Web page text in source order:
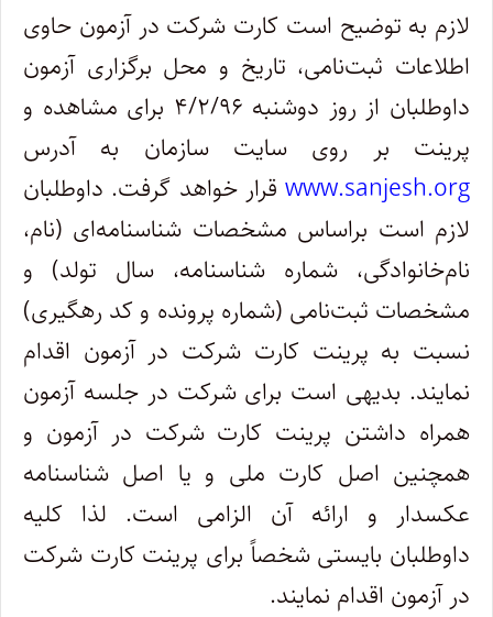
لازم به توضیح است کارت شرکت در آزمون حاوی
اطلاعات ثبت‌نامی، تاریخ و محل برگزاری آزمون
داوطلبان از روز دوشنبه ۴/۲/۹۶ برای مشاهده و
پرینت بر روی سایت سازمان به آدرس
www.sanjesh.org قرار خواهد گرفت. داوطلبان
لازم است براساس مشخصات شناسنامه‌ای (نام‌،
نام‌خانوادگی، شماره شناسنامه، سال تولد) و
مشخصات ثبت‌نامی (شماره پرونده و کد رهگیری)
نسبت به پرینت کارت شرکت در آزمون اقدام
نمایند. بدیهی است برای شرکت در جلسه آزمون
همراه داشتن پرینت کارت شرکت در آزمون و
همچنین اصل کارت ملی و یا اصل شناسنامه
عکسدار و ارائه آن الزامی است. لذا کلیه
داوطلبان بایستی شخصاً برای پرینت کارت شرکت
در آزمون اقدام نمایند.